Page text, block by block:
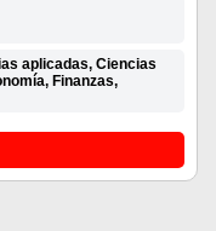
aplicadas, Ciencias
Finanzas,